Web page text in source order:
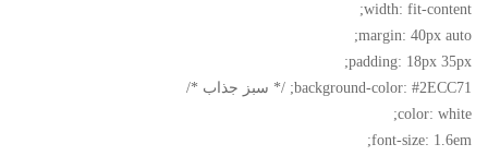
width: fit-content;
margin: 40px auto;
padding: 18px 35px;
background-color: #2ECC71; /* سبز جذاب */
color: white;
font-size: 1.6em;